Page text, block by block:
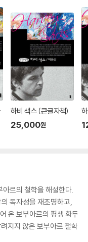
하비 색스 (큰글자책)
25,000원
르의 철학을 해설한다.
독자성을 재조명하고,
온 보부아르의 평생 화두
지지 않은 보부아르 철학